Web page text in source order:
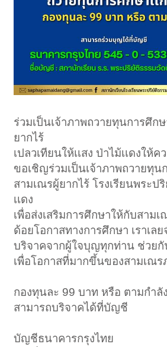
ร่วมเป็นเจ้าภาพถวายทุนการศึกษ
ยากไร้
เปลวเทียนให้เเสง ป่าไม้เเดงให้
ขอเชิญร่วมเป็นเจ้าภาพถวายทุนก
สามเณรผู้ยากไร้ โรงเรียนพระป
เเดง
เพื่อส่งเสริมการศึกษาให้กับสามเ
ด้อยโอกาสทางการศึกษา เราเล
บริจาคจากผู้ใจบุญทุกท่าน ช่วยกั
เพื่อโอกาสที่มากขึ้นของสามเณร
กองทุนละ 99 บาท หรือ ตามกำลั
สามารถบริจาคได้ที่บัญชี
บัญชีธนาคารกรุงไทย